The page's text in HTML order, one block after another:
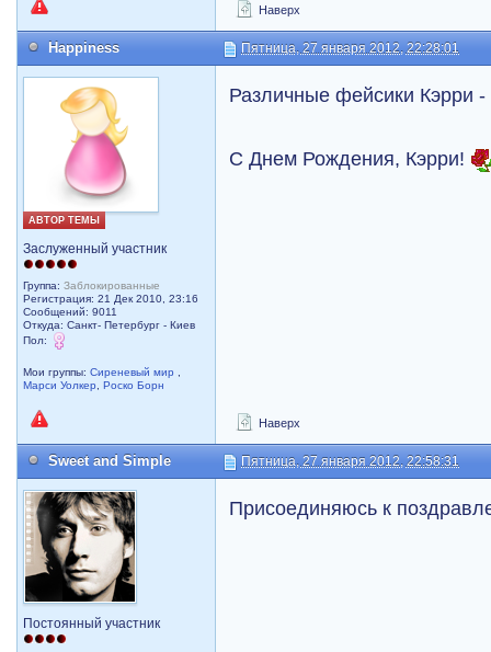
Наверх
Happiness Пятница, 27 января 2012, 22:28:01
АВТОР ТЕМЫ
Заслуженный участник
Группа:Заблокированные
Регистрация: 21 Дек 2010, 23:16
Сообщений: 9011
Откуда: Санкт- Петербург - Киев
Пол:
Мои группы:Сиреневый мир
Марси Уолкер
,Роско Борн
Различные фейсики Кэрри
С Днем Рождения, Кэрри!
Наверх
Sweet and Simple Пятница, 27 января 2012, 22:58:31
Постоянный участник
Присоединяюсь к